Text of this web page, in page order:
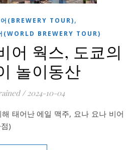
(BREWERY TOUR),
(WORLD BREWERY TOUR)
어 웍스, 도쿄의
놀이동산
/ 2024-10-04
)